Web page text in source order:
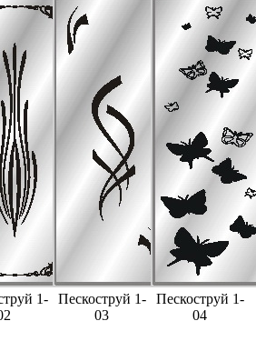
1-
Пескоструй 1-
03
Пескоструй 1-
04